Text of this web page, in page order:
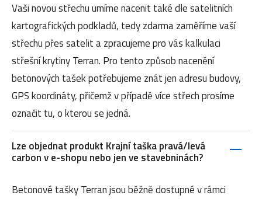
Vaši novou střechu umíme nacenit také dle satelitních
kartografických podkladů, tedy zdarma zaměříme vaší
střechu přes satelit a zpracujeme pro vás kalkulaci
střešní krytiny Terran. Pro tento způsob nacenění
betonových tašek potřebujeme znát jen adresu budovy,
GPS koordináty, přičemž v případě více střech prosíme
označit tu, o kterou se jedná.
Lze objednat produkt Krajní taška pravá/levá
carbon v e-shopu nebo jen ve stavebninách?
Betonové tašky Terran jsou běžně dostupné v rámci